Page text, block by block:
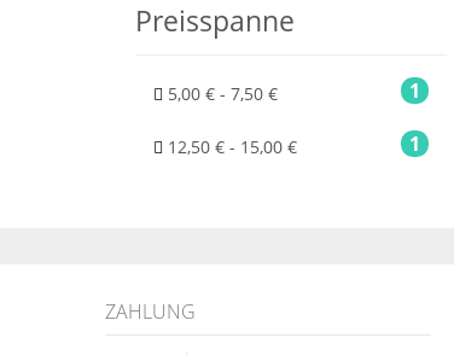
Preisspanne
1
5,00 € - 7,50 €
1
12,50 € - 15,00 €
ZAHLUNG